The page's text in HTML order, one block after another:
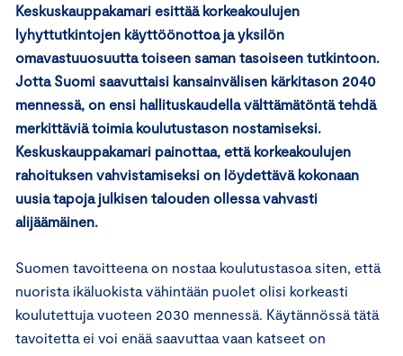
Keskuskauppakamari esittää korkeakoulujen
lyhyttutkintojen käyttöönottoa ja yksilön
omavastuuosuutta toiseen saman tasoiseen tutkintoon.
Jotta Suomi saavuttaisi kansainvälisen kärkitason 2040
mennessä, on ensi hallituskaudella välttämätöntä tehdä
merkittäviä toimia koulutustason nostamiseksi.
Keskuskauppakamari painottaa, että korkeakoulujen
rahoituksen vahvistamiseksi on löydettävä kokonaan
uusia tapoja julkisen talouden ollessa vahvasti
alijäämäinen.
Suomen tavoitteena on nostaa koulutustasoa siten, että
nuorista ikäluokista vähintään puolet olisi korkeasti
koulutettuja vuoteen 2030 mennessä. Käytännössä tätä
tavoitetta ei voi enää saavuttaa vaan katseet on